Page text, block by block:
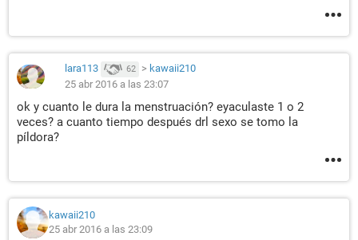
lara113 62 > kawaii210
25 abr 2016 a las 23:07
ok y cuanto le dura la menstruación? eyaculaste 1 o 2
veces? a cuanto tiempo después drl sexo se tomo la
píldora?
kawaii210
25 abr 2016 a las 23:09